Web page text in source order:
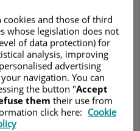
Alonso
SERVICIO
VASCULAR
cita
and those of third
whose legislation does not
of data protection) for
analysis, improving
advertising
navigation. You can
the button "Accept
them their use from
click here: Cookie